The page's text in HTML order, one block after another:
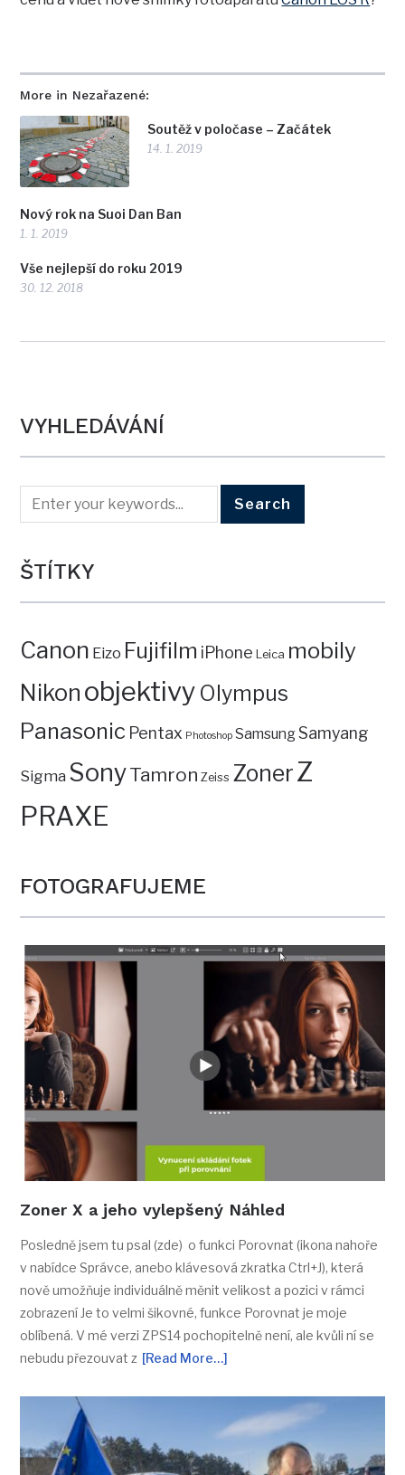
More in Nezařazené:
Soutěž v poločase – Začátek
14. 1. 2019
Nový rok na Suoi Dan Ban
1. 1. 2019
Vše nejlepší do roku 2019
30. 12. 2018
VYHLEDÁVÁNÍ
ŠTÍTKY
Canon Eizo Fujifilm iPhone Leica mobily
Nikon objektivy Olympus
Panasonic Pentax Photoshop SamsungSamyang
Sigma SonyTamron Zeiss ZonerZ
PRAXE
FOTOGRAFUJEME
Zoner X a jeho vylepšený Náhled
Posledně jsem tu psal (zde) o funkci Porovnat (ikona nahoře
v nabídce Správce, anebo klávesová zkratka Ctrl+J), která
nově umožňuje individuálně měnit velikost a pozici v rámci
zobrazení Je to velmi šikovné, funkce Porovnat je moje
oblíbená. V mé verzi ZPS14 pochopitelně není, ale kvůli ní se
nebudu přezouvat z [Read More…]